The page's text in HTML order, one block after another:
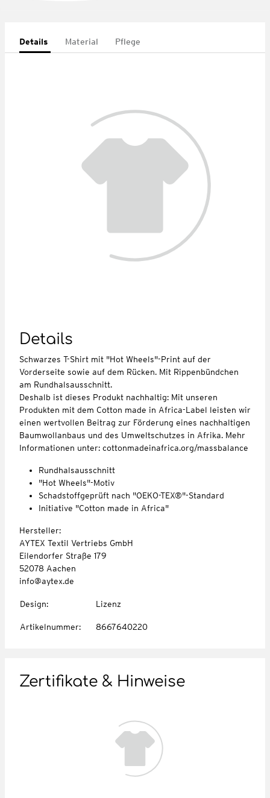
Details Material Pflege
Details
Schwarzes T-Shirt mit "Hot Wheels"-Print auf der
Vorderseite sowie auf dem Rücken. Mit Rippenbündchen
am Rundhalsausschnitt.
Deshalb ist dieses Produkt nachhaltig: Mit unseren
Produkten mit dem Cotton made in Africa-Label leisten wir
einen wertvollen Beitrag zur Förderung eines nachhaltigen
Baumwollanbaus und des Umweltschutzes in Afrika. Mehr
Informationen unter: cottonmadeinafrica.org/massbalance
Rundhalsausschnitt
"Hot Wheels"-Motiv
Schadstoffgeprüft nach "OEKO-TEX®"-Standard
Initiative "Cotton made in Africa"
Hersteller:
AYTEX Textil Vertriebs GmbH
Eilendorfer Straße 179
52078 Aachen
info@aytex.de
Design: Lizenz
Artikelnummer: 8667640220
Zertifikate & Hinweise